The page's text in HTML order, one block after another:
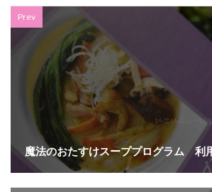
Prev
魔法のおたすけスーププログラム 利